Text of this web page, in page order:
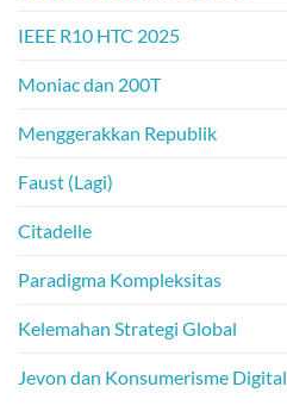
IEEE R10 HTC 2025
Moniac dan 200T
Menggerakkan Republik
Faust (Lagi)
Citadelle
Paradigma Kompleksitas
Kelemahan Strategi Global
Jevon dan Konsumerisme Digital